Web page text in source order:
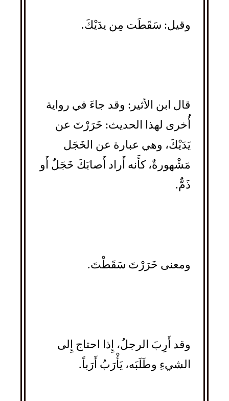
وقيل: سَقَطَت مِن يدَيْكَ.
قال ابن الأثير: وقد جاءَ في رواية
أُخرى لهذا الحديث: خَرَرْتَ عن
يَدَيْكَ، وهي عبارة عن الخَجَل
مَشْهورةٌ، كأَنه أَراد أَصابَكَ خَجَلٌ أَو
ذَمٌّ.
ومعنى خَرَرْتَ سَقَطْتَ.
وقد أَرِبَ الرجلُ، إِذا احتاج إِلى
الشيءِ وطَلَبَه، يَأْرَبُ أَرَباً.